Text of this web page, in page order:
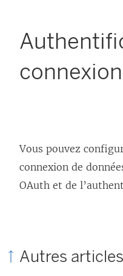
Vous pouvez
connexion de
OAuth et de
Autres